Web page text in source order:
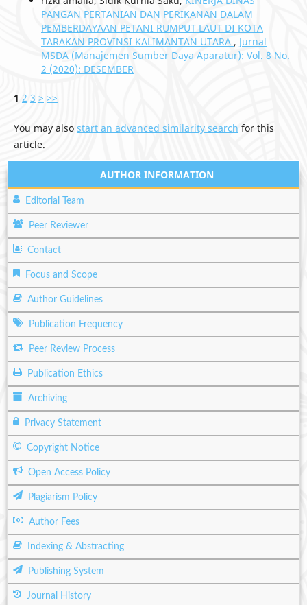
PANGAN PERTANIAN DAN PERIKANAN DALAM
PEMBERDAYAAN PETANI RUMPUT LAUT DI KOTA
TARAKAN PROVINSI KALIMANTAN UTARA , Jurnal
MSDA (Manajemen Sumber Daya Aparatur): Vol. 8 No.
2 (2020): DESEMBER
1 2 3 > >>
You may also start an advanced similarity search for this
article.
AUTHOR INFORMATION
Editorial Team
Peer Reviewer
Contact
Focus and Scope
Author Guidelines
Publication Frequency
Peer Review Process
Publication Ethics
Archiving
Privacy Statement
Copyright Notice
Open Access Policy
Plagiarism Policy
Author Fees
Indexing & Abstracting
Publishing System
Journal History